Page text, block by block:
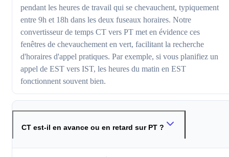
pendant les heures de travail qui se chevauchent, typiquement
entre 9h et 18h dans les deux fuseaux horaires. Notre
convertisseur de temps CT vers PT met en évidence ces
fenêtres de chevauchement en vert, facilitant la recherche
d'horaires d'appel pratiques. Par exemple, si vous planifiez un
appel de EST vers IST, les heures du matin en EST
fonctionnent souvent bien.
CT est-il en avance ou en retard sur PT ?